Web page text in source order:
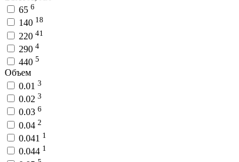
65 6
140 18
220 41
290 4
440 5
Объем
0.01 3
0.02 3
0.03 6
0.04 2
0.041 1
0.044 1